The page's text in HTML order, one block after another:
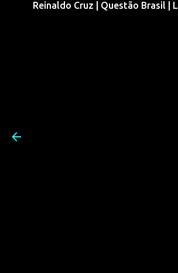
Reinaldo Cruz | Questão Brasil | L